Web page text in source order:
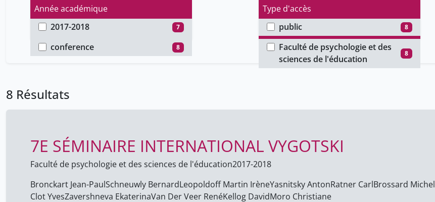
Année académique
2017-2018
7
2014-2015 1
Type d'accès
public
8
Type de document
conference
8
Faculté
Faculté de psychologie et des
sciences de l'éducation
8
8 Résultats
7E SÉMINAIRE INTERNATIONAL VYGOTSKI
Faculté de psychologie et des sciences de l'éducation2017-2018
Bronckart Jean-PaulSchneuwly BernardLeopoldoff Martin IrèneYasnitsky AntonRatner CarlBrossard Michel
Clot YvesZavershneva EkaterinaVan Der Veer RenéKellog DavidMoro Christiane